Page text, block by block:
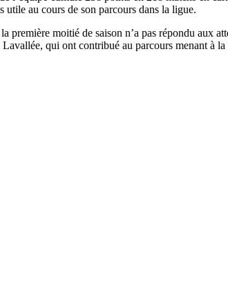
utile au cours de son parcours dans la ligue.
moitié de saison n’a pas répondu aux
qui ont contribué au parcours menant à